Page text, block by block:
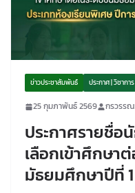
ข่าวประชาสัมพันธ์ ประกาศ | วิชากา
25 กุมภาพันธ์ 2569 กรวรรณ
ประกาศรายชื่อ
เลือกเข้าศึกษา
มัธยมศึกษาปีที่ 1